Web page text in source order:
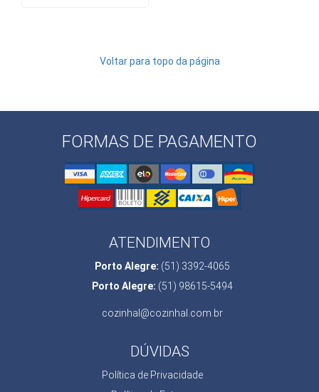
Voltar para topo da página
FORMAS DE PAGAMENTO
ATENDIMENTO
Porto Alegre: (51) 3392-4065
Porto Alegre: (51) 98615-5494
cozinhal@cozinhal.com.br
DÚVIDAS
Política de Privacidade